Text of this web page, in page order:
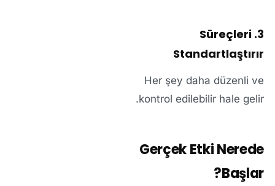
3. Süreçleri
Standartlaştırır
Her şey daha düzenli ve
kontrol edilebilir hale gelir.
Gerçek Etki Nerede
Başlar?